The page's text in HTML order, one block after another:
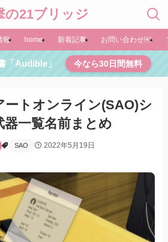
の21ブリッジ
報 home 新着記事 お問い合わせ￼
「Audible」 今なら30日間無料
ートオンライン(SAO)シ
器一覧名前まとめ
SAO 2022年5月19日